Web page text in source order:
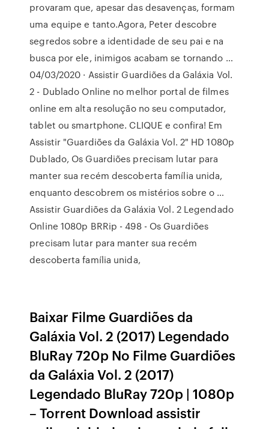
provaram que, apesar das desavenças, formam
uma equipe e tanto.Agora, Peter descobre
segredos sobre a identidade de seu pai e na
busca por ele, inimigos acabam se tornando …
04/03/2020 · Assistir Guardiões da Galáxia Vol.
2 - Dublado Online no melhor portal de filmes
online em alta resolução no seu computador,
tablet ou smartphone. CLIQUE e confira! Em
Assistir "Guardiões da Galáxia Vol. 2" HD 1080p
Dublado, Os Guardiões precisam lutar para
manter sua recém descoberta família unida,
enquanto descobrem os mistérios sobre o …
Assistir Guardiões da Galáxia Vol. 2 Legendado
Online 1080p BRRip - 498 - Os Guardiões
precisam lutar para manter sua recém
descoberta família unida,
Baixar Filme Guardiões da
Galáxia Vol. 2 (2017) Legendado
BluRay 720p No Filme Guardiões
da Galáxia Vol. 2 (2017)
Legendado BluRay 720p | 1080p
– Torrent Download assistir